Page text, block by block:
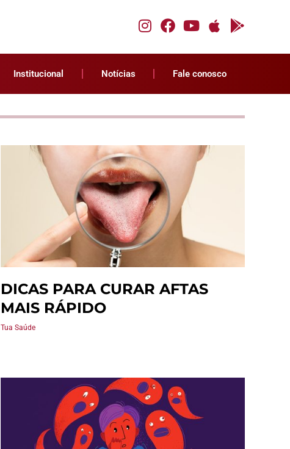
Institucional Notícias Fale conosco
DICAS PARA CURAR AFTAS
MAIS RÁPIDO
Tua Saúde